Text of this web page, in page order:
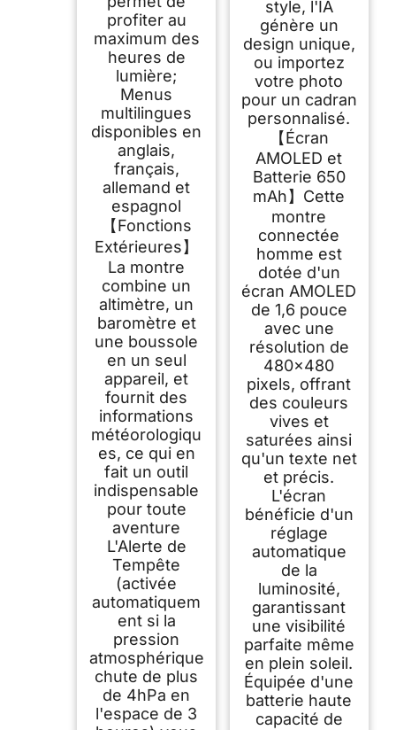
profiter au
maximum des
heures de
lumière;
Menus
multilingues
disponibles en
anglais,
français,
allemand et
espagnol
【Fonctions
Extérieures】
La montre
combine un
altimètre, un
baromètre et
une boussole
en un seul
appareil, et
fournit des
informations
météorologiqu
es, ce qui en
fait un outil
indispensable
pour toute
aventure
L'Alerte de
Tempête
(activée
automatiquem
ent si la
pression
atmosphérique
chute de plus
de 4hPa en
l'espace de 3
style, l'IA
génère un
design unique,
ou importez
votre photo
pour un cadran
personnalisé.
【Écran
AMOLED et
Batterie 650
mAh】Cette
montre
connectée
homme est
dotée d'un
écran AMOLED
de 1,6 pouce
avec une
résolution de
480×480
pixels, offrant
des couleurs
vives et
saturées ainsi
qu'un texte net
et précis.
L'écran
bénéficie d'un
réglage
automatique
de la
luminosité,
garantissant
une visibilité
parfaite même
en plein soleil.
Équipée d'une
batterie haute
capacité de